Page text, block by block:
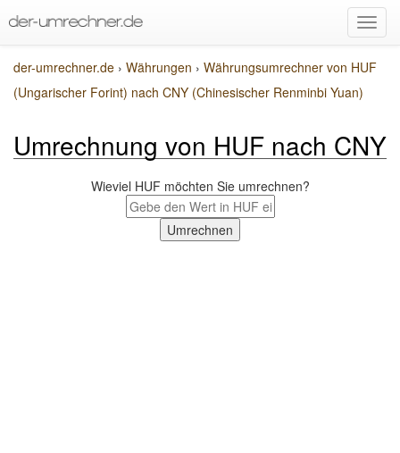
der-umrechner.de › Währungen › Währungsumrechner von HUF
(Ungarischer Forint) nach CNY (Chinesischer Renminbi Yuan)
Umrechnung von HUF nach CNY
Wieviel HUF möchten Sie umrechnen?